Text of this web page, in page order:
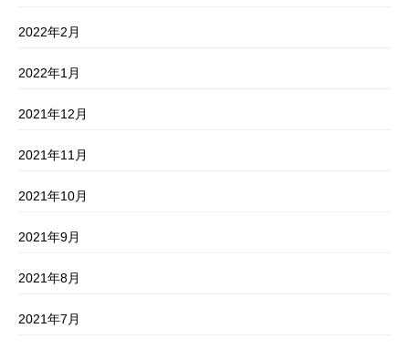
2022年2月
2022年1月
2021年12月
2021年11月
2021年10月
2021年9月
2021年8月
2021年7月